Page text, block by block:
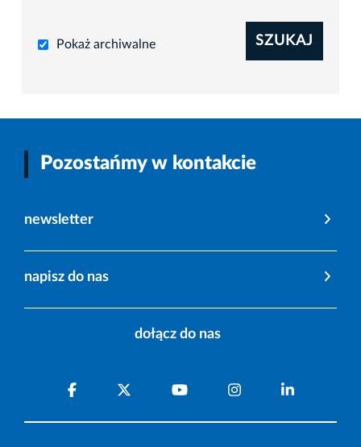
Pokaż archiwalne SZUKAJ
Pozostańmy w kontakcie
newsletter
napisz do nas
dołącz do nas